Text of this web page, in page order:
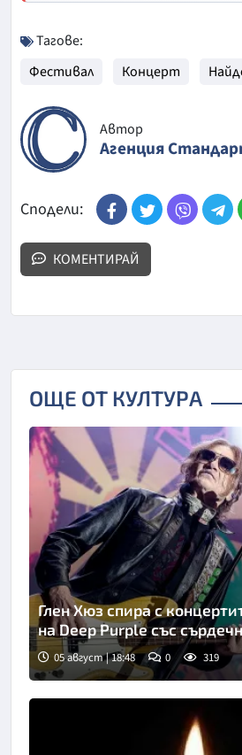
Тагове:
Фестивал
Концерт
Автор
Агенция
Сподели:
КОМЕНТИРАЙ
ОЩЕ ОТ КУЛТУРА
Глен Хюз спира с
на Deep Purple със
05 август | 18:48 0 319